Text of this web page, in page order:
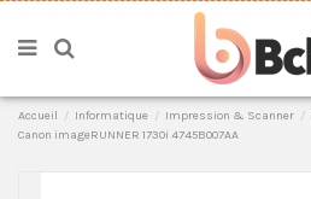
Accueil Informatique Impression & Scanner
Canon imageRUNNER 1730i 4745B007AA